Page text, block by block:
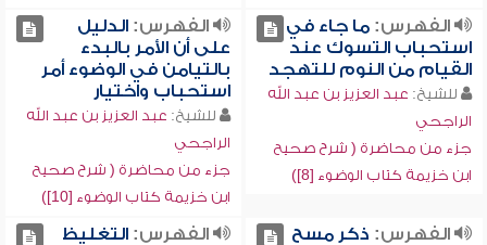
الفهرس:ما جاء في
استحباب التسوك عند
القيام من النوم للتهجد
للشيخ: عبد العزيز بن عبد الله
الراجحي
جزء من محاضرة ( شرح صحيح
ابن خزيمة كتاب الوضوء [8])
الفهرس:الدليل
على أن الأمر بالبدء
بالتيامن في الوضوء أمر
استحباب واختيار
للشيخ: عبد العزيز بن عبد الله
الراجحي
جزء من محاضرة ( شرح صحيح
ابن خزيمة كتاب الوضوء [10])
الفهرس: ذكر مسح
الفهرس:التغليظ